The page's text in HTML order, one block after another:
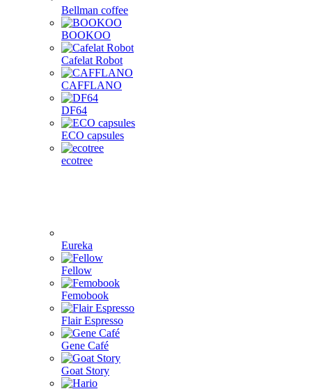
Bellman coffee
BOOKOO
Cafelat Robot
CAFFLANO
DF64
ECO capsules
ecotree
Eureka
Fellow
Femobook
Flair Espresso
Gene Café
Goat Story